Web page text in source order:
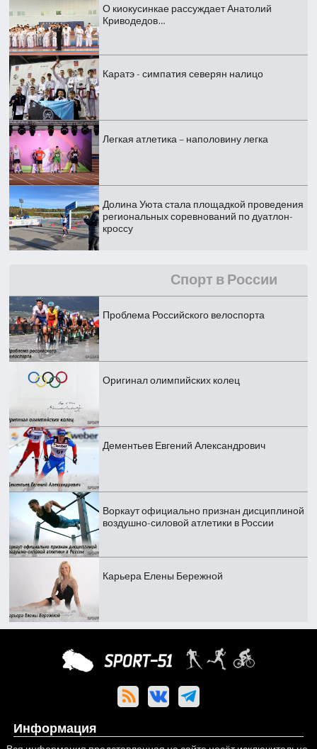
О киокусинкае рассуждает Анатолий
Криводедов…
Каратэ - симпатия северян налицо
Легкая атлетика – наполовину легка
Долина Уюта стала площадкой проведения
региональных соревнований по дуатлон-
кроссу
Спорт в России
Проблема Российского велоспорта
Оригинал олимпийских колец
Дементьев Евгений Александрович
Воркаут официально признан дисциплиной
воздушно-силовой атлетики в России
Карьера Елены Бережной
Информация